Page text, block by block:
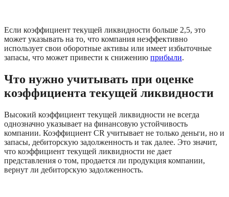
Если коэффициент текущей ликвидности больше 2,5, это
может указывать на то, что компания неэффективно
использует свои оборотные активы или имеет избыточные
запасы, что может привести к снижению прибыли.
Что нужно учитывать при оценке
коэффициента текущей ликвидности
Высокий коэффициент текущей ликвидности не всегда
однозначно указывает на финансовую устойчивость
компании. Коэффициент CR учитывает не только деньги, но и
запасы, дебиторскую задолженность и так далее. Это значит,
что коэффициент текущей ликвидности не дает
представления о том, продается ли продукция компании,
вернут ли дебиторскую задолженность.